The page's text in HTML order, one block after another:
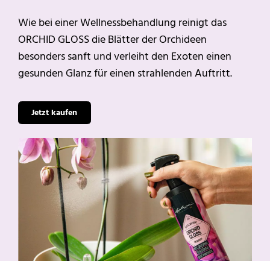
Wie bei einer Wellnessbehandlung reinigt das
ORCHID GLOSS die Blätter der Orchideen
besonders sanft und verleiht den Exoten einen
gesunden Glanz für einen strahlenden Auftritt.
Jetzt kaufen